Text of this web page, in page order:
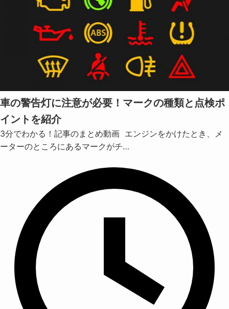
車の警告灯に注意が必要！マークの種類と点検ポ
イントを紹介
3分でわかる！記事のまとめ動画 エンジンをかけたとき、メ
ーターのところにあるマークがチ…